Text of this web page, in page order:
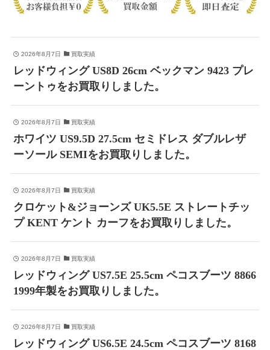
2026年8月7日 買取実績
レッドウィング US8D 26cm ベックマン 9423 プレ
ーントゥをお買取りしました。
2026年8月7日 買取実績
ホワイツ US9.5D 27.5cm セミドレス ダブルレザ
ーソール SEMIをお買取りしました。
2026年8月7日 買取実績
クロケット&ジョーンズ UK5.5E ストレートチッ
プ KENT ケント カーフをお買取りしました。
2026年8月7日 買取実績
レッドウィング US7.5E 25.5cm ペコスブーツ 8866
1999年製をお買取りしました。
2026年8月7日 買取実績
レッドウィング US6.5E 24.5cm ペコスブーツ 8168